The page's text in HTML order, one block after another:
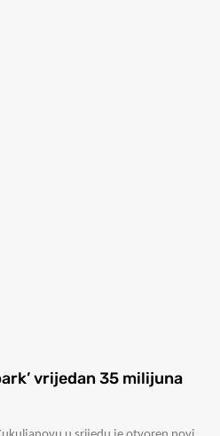
vrijedan 35 milijuna